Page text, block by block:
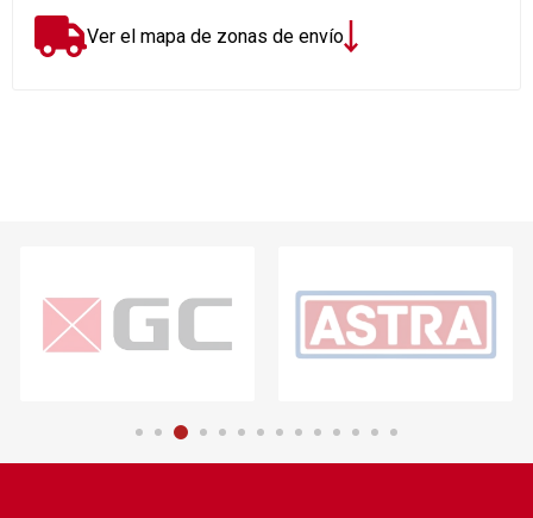
Ver el mapa de zonas de envío